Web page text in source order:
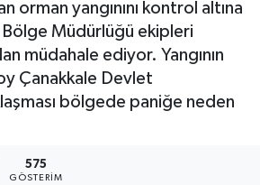
orman yangınını kontrol altına
Müdürlüğü ekipleri
müdahale ediyor. Yangının
Çanakkale Devlet
bölgede paniğe neden
575
GÖSTERIM